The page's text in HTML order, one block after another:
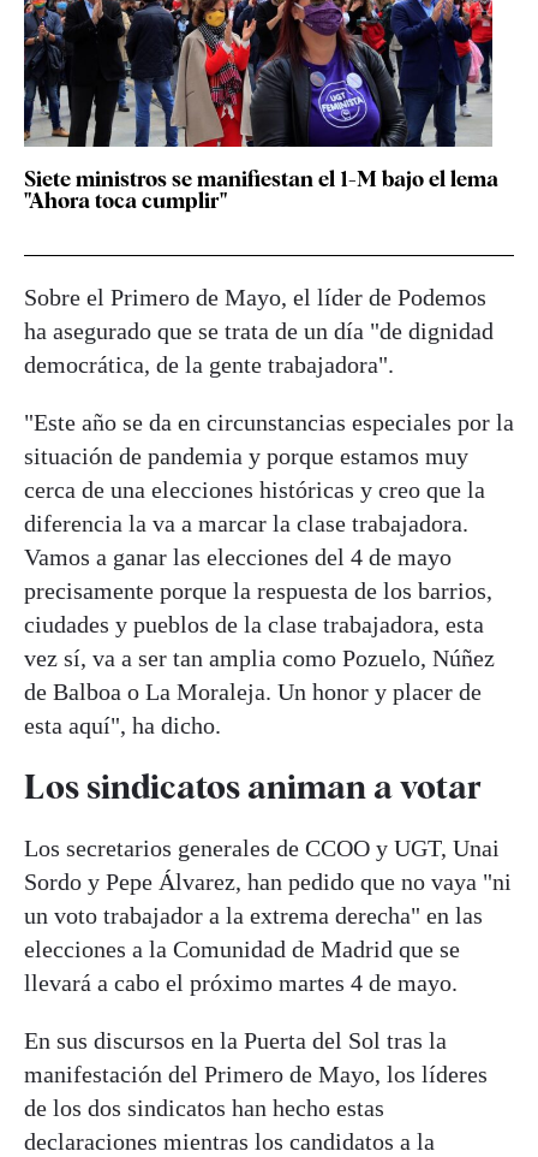
Siete ministros se manifiestan el 1-M bajo el lema
"Ahora toca cumplir"
Sobre el Primero de Mayo, el líder de Podemos
ha asegurado que se trata de un día "de dignidad
democrática, de la gente trabajadora".
"Este año se da en circunstancias especiales por la
situación de pandemia y porque estamos muy
cerca de una elecciones históricas y creo que la
diferencia la va a marcar la clase trabajadora.
Vamos a ganar las elecciones del 4 de mayo
precisamente porque la respuesta de los barrios,
ciudades y pueblos de la clase trabajadora, esta
vez sí, va a ser tan amplia como Pozuelo, Núñez
de Balboa o La Moraleja. Un honor y placer de
esta aquí", ha dicho.
Los sindicatos animan a votar
Los secretarios generales de CCOO y UGT, Unai
Sordo y Pepe Álvarez, han pedido que no vaya "ni
un voto trabajador a la extrema derecha" en las
elecciones a la Comunidad de Madrid que se
llevará a cabo el próximo martes 4 de mayo.
En sus discursos en la Puerta del Sol tras la
manifestación del Primero de Mayo, los líderes
de los dos sindicatos han hecho estas
declaraciones mientras los candidatos a la